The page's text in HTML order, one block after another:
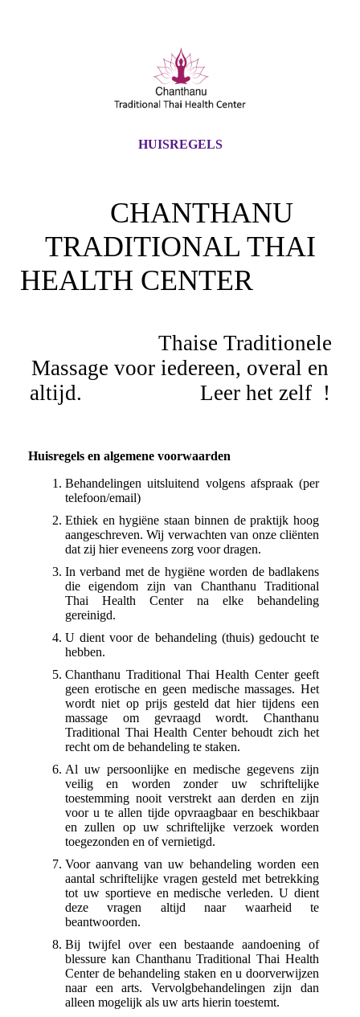
HUISREGELS
CHANTHANU
TRADITIONAL THAI
HEALTH CENTER
Thaise Traditionele
Massage voor iedereen, overal en
altijd. Leer het zelf !
Huisregels en algemene voorwaarden
Behandelingen uitsluitend volgens afspraak (per
telefoon/email)
Ethiek en hygiëne staan binnen de praktijk hoog
aangeschreven. Wij verwachten van onze cliënten
dat zij hier eveneens zorg voor dragen.
In verband met de hygiëne worden de badlakens
die eigendom zijn van Chanthanu Traditional
Thai Health Center na elke behandeling
gereinigd.
U dient voor de behandeling (thuis) gedoucht te
hebben.
Chanthanu Traditional Thai Health Center geeft
geen erotische en geen medische massages. Het
wordt niet op prijs gesteld dat hier tijdens een
massage om gevraagd wordt. Chanthanu
Traditional Thai Health Center behoudt zich het
recht om de behandeling te staken.
Al uw persoonlijke en medische gegevens zijn
veilig en worden zonder uw schriftelijke
toestemming nooit verstrekt aan derden en zijn
voor u te allen tijde opvraagbaar en beschikbaar
en zullen op uw schriftelijke verzoek worden
toegezonden en of vernietigd.
Voor aanvang van uw behandeling worden een
aantal schriftelijke vragen gesteld met betrekking
tot uw sportieve en medische verleden. U dient
deze vragen altijd naar waarheid te
beantwoorden.
Bij twijfel over een bestaande aandoening of
blessure kan Chanthanu Traditional Thai Health
Center de behandeling staken en u doorverwijzen
naar een arts. Vervolgbehandelingen zijn dan
alleen mogelijk als uw arts hierin toestemt.